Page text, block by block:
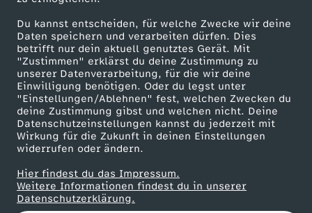
Du kannst entscheiden, für welche Zwecke wir deine
Daten speichern und verarbeiten dürfen. Dies
betrifft nur dein aktuell genutztes Gerät. Mit
"Zustimmen" erklärst du deine Zustimmung zu
unserer Datenverarbeitung, für die wir deine
Einwilligung benötigen. Oder du legst unter
"Einstellungen/Ablehnen" fest, welchen Zwecken du
deine Zustimmung gibst und welchen nicht. Deine
Datenschutzeinstellungen kannst du jederzeit mit
Wirkung für die Zukunft in deinen Einstellungen
widerrufen oder ändern.
Hier findest du das Impressum.
Weitere Informationen findest du in unserer
Datenschutzerklärung.
67 KB (PDF)
Maronencremesuppe mit Thymian-Crostini
Herunterladen
66 KB (PDF)
Beef Tri-Tip mit Süßkartoffel-Wedges
Herunterladen
21 KB (PDF)
Panettone-Pudding mit Orangensoße